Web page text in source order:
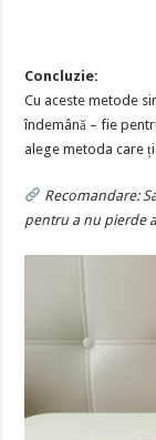
Concluzie:
Cu aceste metode
îndemână – fie
alege metoda care
Recomandare:
pentru a nu pierde